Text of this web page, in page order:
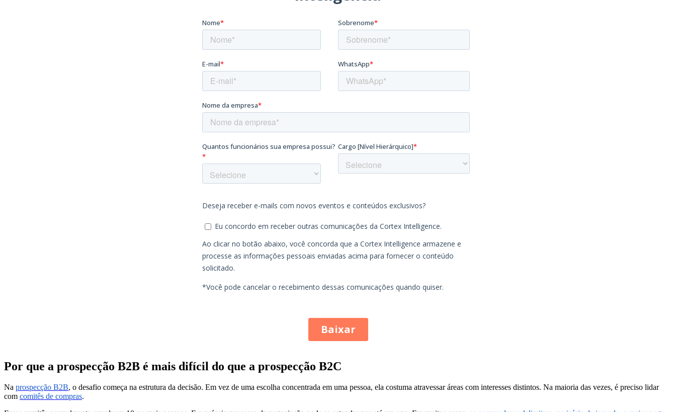
Por que a prospecção B2B é mais difícil do que a prospecção B2C
Na prospecção B2B, o desafio começa na estrutura da decisão. Em vez de uma escolha concentrada em uma pessoa, ela costuma atravessar áreas com interesses distintos. Na maioria das vezes, é preciso lidar
com comitês de compras.